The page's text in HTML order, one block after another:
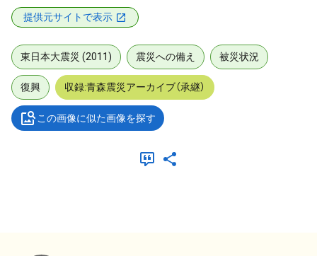
提供元サイトで表示
東日本大震災 (2011) 震災への備え 被災状況
復興 収録:青森震災アーカイブ（承継）
この画像に似た画像を探す